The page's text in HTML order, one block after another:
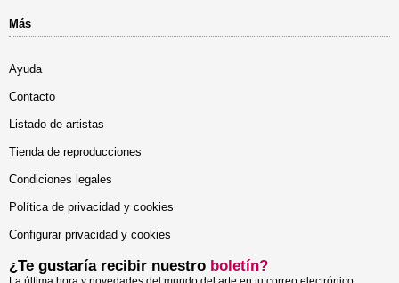
Más
Ayuda
Contacto
Listado de artistas
Tienda de reproducciones
Condiciones legales
Política de privacidad y cookies
Configurar privacidad y cookies
¿Te gustaría recibir nuestro boletín?